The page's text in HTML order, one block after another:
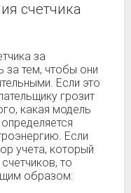
счетчика
за
за тем, чтобы они
Если это
грозит
какая модель
Если
учета, который
то
образом: